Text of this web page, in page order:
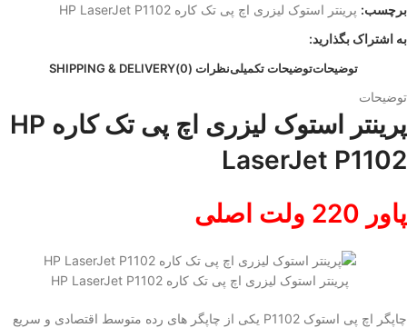
برچسب: پرینتر استوک لیزری اچ پی تک کاره HP LaserJet P1102
به اشتراک بگذارید:
توضیحاتتوضیحات تکمیلینظرات (0) SHIPPING & DELIVERY
توضیحات
پرینتر استوک لیزری اچ پی تک کاره HP
LaserJet P1102
پاور 220 ولت اصلی
پرینتر استوک لیزری اچ پی تک کاره HP LaserJet P1102
چاپگر اچ پی استوک P1102 یکی از چاپگر های رده متوسط اقتصادی و سریع